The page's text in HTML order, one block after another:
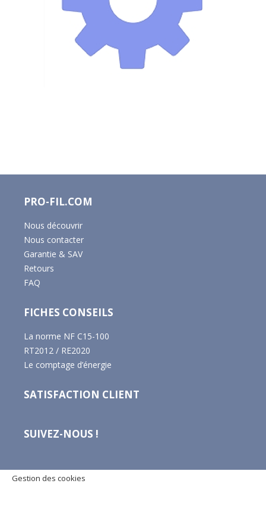
PRO-FIL.COM
Nous découvrir
Nous contacter
Garantie & SAV
Retours
FAQ
FICHES CONSEILS
La norme NF C15-100
RT2012 / RE2020
Le comptage d’énergie
SATISFACTION CLIENT
SUIVEZ-NOUS !
Gestion des cookies